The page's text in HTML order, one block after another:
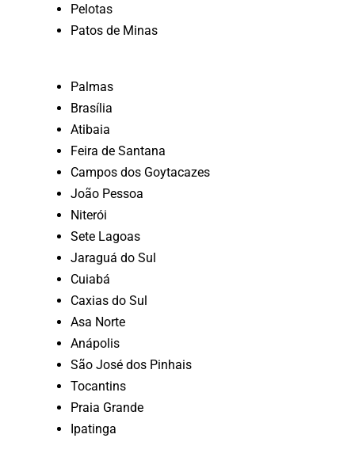
Pelotas
Patos de Minas
Palmas
Brasília
Atibaia
Feira de Santana
Campos dos Goytacazes
João Pessoa
Niterói
Sete Lagoas
Jaraguá do Sul
Cuiabá
Caxias do Sul
Asa Norte
Anápolis
São José dos Pinhais
Tocantins
Praia Grande
Ipatinga